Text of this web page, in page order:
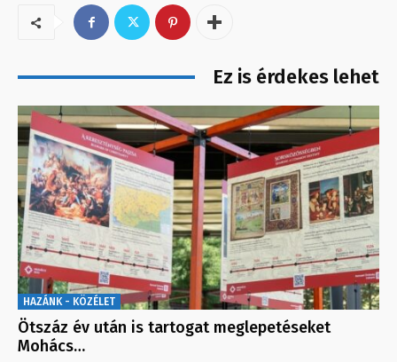
Ez is érdekes lehet
HAZÁNK - KÖZÉLET
Ötszáz év után is tartogat meglepetéseket
Mohács…